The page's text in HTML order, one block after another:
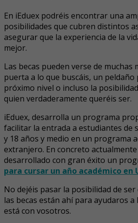
En iEduex podréis encontrar una
posibilidades que cubren distintos
asegurar que la experiencia de la
mejor.
Las becas pueden verse de muchas
puerta a lo que buscáis, un peldaño
próximo nivel o incluso la
quien verdaderamente queréis ser.
iEduex, desarrolla un programa
facilitar la entrada a estudiantes de
y 18 años y medio en un programa
extranjero. En concreto
desarrollado con gran éxito un
para cursar un año académico en
No dejéis pasar la posibilidad de
las becas están ahí para ayudaros
está con vosotros.